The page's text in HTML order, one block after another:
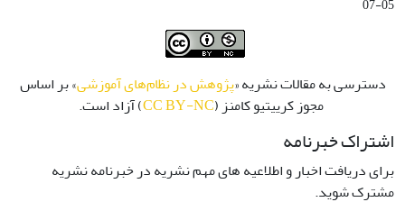
دسترسی به مقالات نشریه «پژوهش در نظام‌های آموزشی» بر اساس
مجوز کرییتیو کامنز (CC BY-NC) آزاد است.
اشتراک خبرنامه
برای دریافت اخبار و اطلاعیه های مهم نشریه در خبرنامه نشریه
مشترک شوید.